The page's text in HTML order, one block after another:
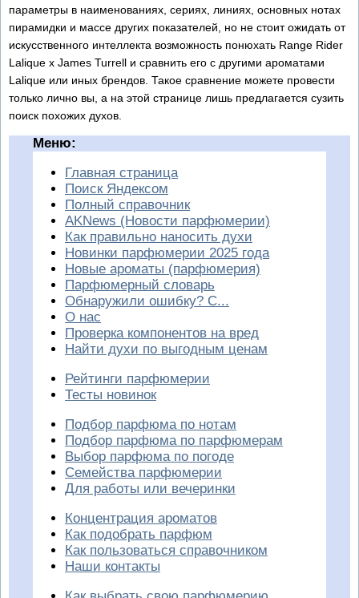
параметры в наименованиях, сериях, линиях, основных нотах
пирамидки и массе других показателей, но не стоит ожидать от
искусственного интеллекта возможность понюхать Range Rider
Lalique x James Turrell и сравнить его с другими ароматами
Lalique или иных брендов. Такое сравнение можете провести
только лично вы, а на этой странице лишь предлагается сузить
поиск похожих духов.
Меню:
Главная страница
Поиск Яндексом
Полный справочник
AKNews (Новости парфюмерии)
Как правильно наносить духи
Новинки парфюмерии 2025 года
Новые ароматы (парфюмерия)
Парфюмерный словарь
Обнаружили ошибку? С...
О нас
Проверка компонентов на вред
Найти духи по выгодным ценам
Рейтинги парфюмерии
Тесты новинок
Подбор парфюма по нотам
Подбор парфюма по парфюмерам
Выбор парфюма по погоде
Семейства парфюмерии
Для работы или вечеринки
Концентрация ароматов
Как подобрать парфюм
Как пользоваться справочником
Наши контакты